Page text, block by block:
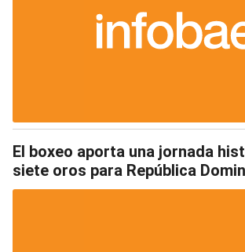
El boxeo aporta una jornada
siete oros para República